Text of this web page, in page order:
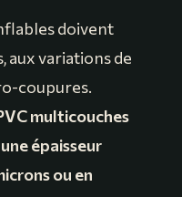
doivent
variations de
coupures.
multicouches
épaisseur
ou en